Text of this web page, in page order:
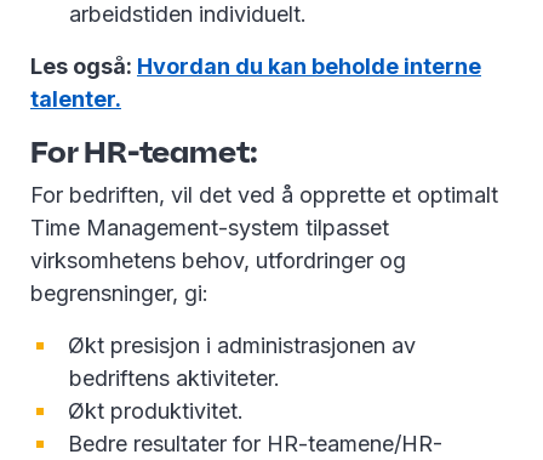
arbeidstiden individuelt.
Les også: Hvordan du kan beholde interne
talenter.
For HR-teamet:
For bedriften, vil det ved å opprette et optimalt
Time Management-system tilpasset
virksomhetens behov, utfordringer og
begrensninger, gi:
Økt presisjon i administrasjonen av
bedriftens aktiviteter.
Økt produktivitet.
Bedre resultater for HR-teamene/HR-